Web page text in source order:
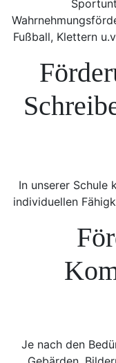
Fußball, Klettern
In unserer Schule
individuellen
Je nach den